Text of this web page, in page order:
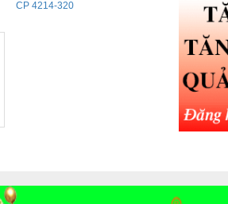
CP 4214-320